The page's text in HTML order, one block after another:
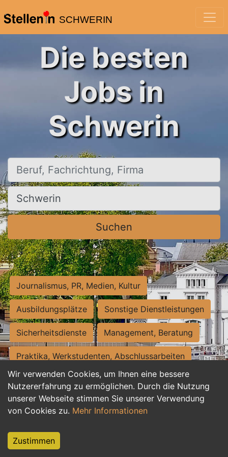
SCHWERIN
Wir verwenden Cookies, um Ihnen eine bessere
Nutzererfahrung zu ermöglichen. Durch die Nutzung
unserer Webseite stimmen Sie unserer Verwendung
von Cookies zu. Mehr Informationen
Zustimmen
Die besten
Jobs in
Schwerin
Beruf, Fachrichtung, Firma
Ort, Stadt
Suchen
Journalismus, PR, Medien, Kultur
Ausbildungsplätze Sonstige Dienstleistungen
Sicherheitsdienste Management, Beratung
Praktika, Werkstudenten, Abschlussarbeiten
Personalwesen Assistenz, Sekretariat
Hilfskräfte, Aushilfs- und Nebenjobs
Weiterbildung, Studium, duale Ausbildung